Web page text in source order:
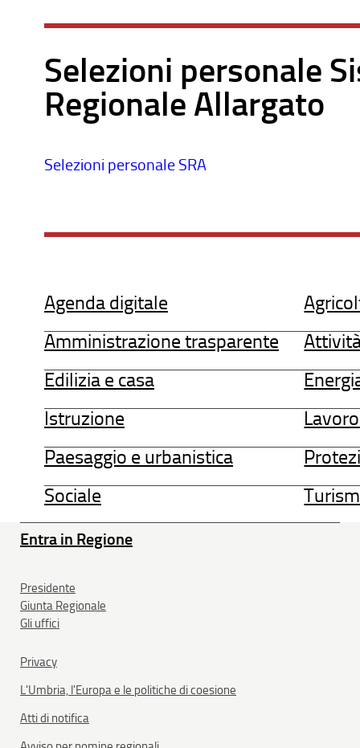
Selezioni personale
Regionale Allargato
Selezioni personale SRA
Agenda digitale
Amministrazione trasparente
Edilizia e casa
Istruzione
Paesaggio e urbanistica
Sociale
Entra in Regione
Presidente
Giunta Regionale
Gli uffici
Privacy
L'Umbria, l'Europa e le politiche di coesione
Atti di notifica